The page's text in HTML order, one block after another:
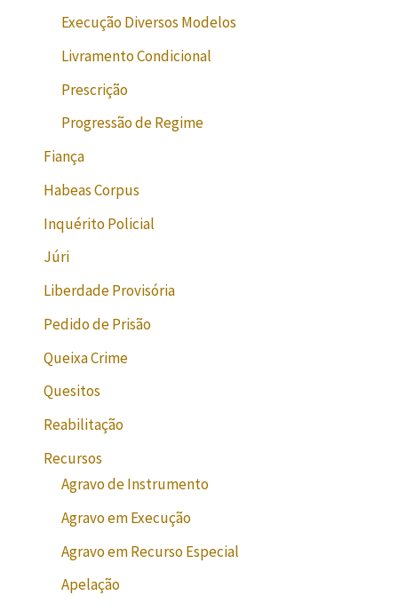
Execução Diversos Modelos
Livramento Condicional
Prescrição
Progressão de Regime
Fiança
Habeas Corpus
Inquérito Policial
Júri
Liberdade Provisória
Pedido de Prisão
Queixa Crime
Quesitos
Reabilitação
Recursos
Agravo de Instrumento
Agravo em Execução
Agravo em Recurso Especial
Apelação